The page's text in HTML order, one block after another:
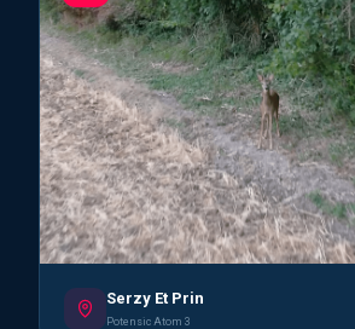
Serzy Et Prin
Potensic Atom 3